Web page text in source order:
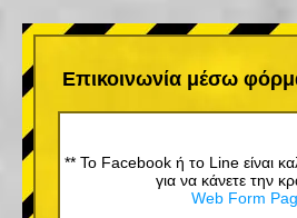
Επικοινωνία μέσω
** Το Facebook ή το Line είναι
για να κάνετε την
Web Form